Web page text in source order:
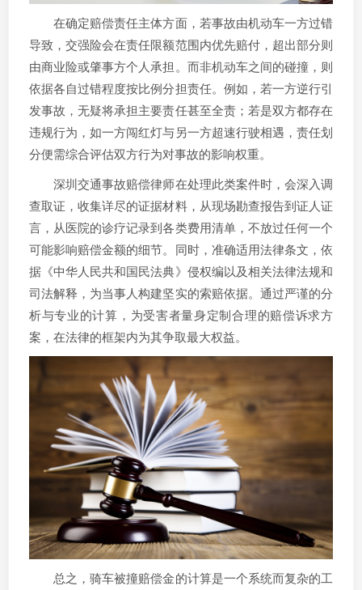
在确定赔偿责任主体方面，若事故由机动车一方过错
导致，交强险会在责任限额范围内优先赔付，超出部分则
由商业险或肇事方个人承担。而非机动车之间的碰撞，则
依据各自过错程度按比例分担责任。例如，若一方逆行引
发事故，无疑将承担主要责任甚至全责；若是双方都存在
违规行为，如一方闯红灯与另一方超速行驶相遇，责任划
分便需综合评估双方行为对事故的影响权重。
深圳交通事故赔偿律师在处理此类案件时，会深入调
查取证，收集详尽的证据材料，从现场勘查报告到证人证
言，从医院的诊疗记录到各类费用清单，不放过任何一个
可能影响赔偿金额的细节。同时，准确适用法律条文，依
据《中华人民共和国民法典》侵权编以及相关法律法规和
司法解释，为当事人构建坚实的索赔依据。通过严谨的分
析与专业的计算，为受害者量身定制合理的赔偿诉求方
案，在法律的框架内为其争取最大权益。
总之，骑车被撞赔偿金的计算是一个系统而复杂的工